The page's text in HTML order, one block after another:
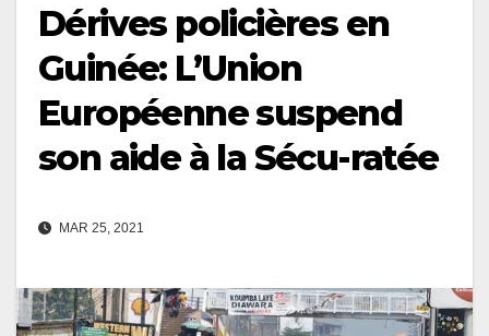
Dérives policières en
Guinée: L’Union
Européenne suspend
son aide à la Sécu-ratée
MAR 25, 2021